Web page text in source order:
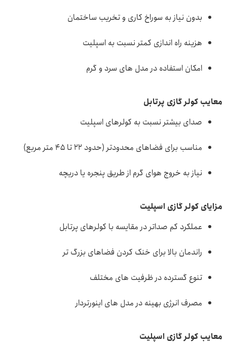
بدون نیاز به سوراخ کاری و تخریب ساختمان
هزینه راه اندازی کمتر نسبت به اسپلیت
امکان استفاده در مدل های سرد و گرم
معایب کولر گازی پرتابل
صدای بیشتر نسبت به کولرهای اسپلیت
مناسب برای فضاهای محدودتر (حدود 22 تا 45 متر مربع)
نیاز به خروج هوای گرم از طریق پنجره یا دریچه
مزایای کولر گازی اسپلیت
عملکرد کم صداتر در مقایسه با کولرهای پرتابل
راندمان بالا برای خنک کردن فضاهای بزرگ تر
تنوع گسترده در ظرفیت های مختلف
مصرف انرژی بهینه در مدل های اینورتردار
معایب کولر گازی اسپلیت